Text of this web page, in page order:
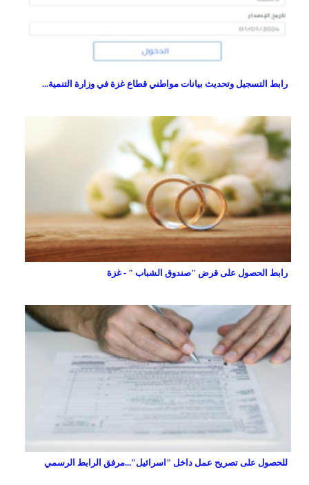
رابط التسجيل وتحديث بيانات مواطني قطاع غزة في وزارة التنمية...
رابط الحصول على قرض "صندوق الشباب " - غزة
للحصول على تصريح عمل داخل "اسرائيل"...مرفق الرابط الرسمي